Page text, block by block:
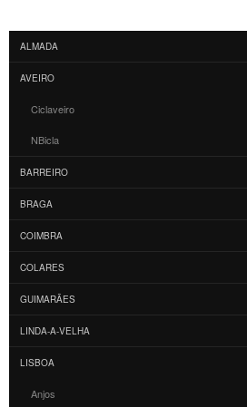
ALMADA
AVEIRO
Ciclaveiro
NBicla
BARREIRO
BRAGA
COIMBRA
COLARES
GUIMARÃES
LINDA-A-VELHA
LISBOA
Anjos